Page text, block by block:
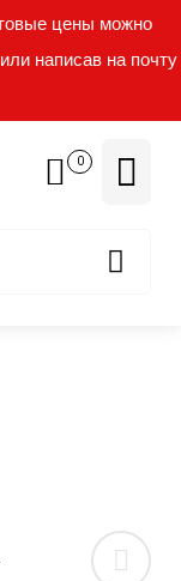
цены можно
написав на почту
0